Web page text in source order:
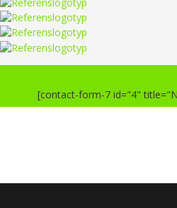
[contact-form-7 id="4"